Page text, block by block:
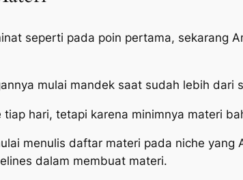
seperti pada poin pertama, sekarang
mulai mandek saat sudah lebih
hari, tetapi karena minimnya materi
menulis daftar materi pada niche
dalam membuat materi.